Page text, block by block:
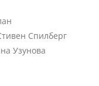
Спилберг
Узунова